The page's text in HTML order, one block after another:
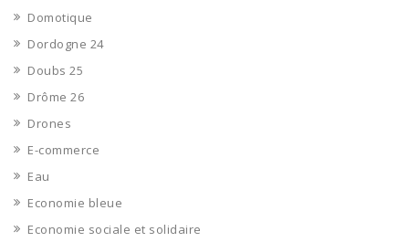
Domotique
Dordogne 24
Doubs 25
Drôme 26
Drones
E-commerce
Eau
Economie bleue
Economie sociale et solidaire